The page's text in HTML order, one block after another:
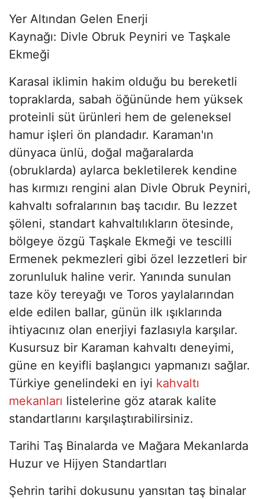
Yer Altından Gelen Enerji
Kaynağı: Divle Obruk Peyniri ve Taşkale
Ekmeği
Karasal iklimin hakim olduğu bu bereketli
topraklarda, sabah öğününde hem yüksek
proteinli süt ürünleri hem de geleneksel
hamur işleri ön plandadır. Karaman'ın
dünyaca ünlü, doğal mağaralarda
(obruklarda) aylarca bekletilerek kendine
has kırmızı rengini alan Divle Obruk Peyniri,
kahvaltı sofralarının baş tacıdır. Bu lezzet
şöleni, standart kahvaltılıkların ötesinde,
bölgeye özgü Taşkale Ekmeği ve tescilli
Ermenek pekmezleri gibi özel lezzetleri bir
zorunluluk haline verir. Yanında sunulan
taze köy tereyağı ve Toros yaylalarından
elde edilen ballar, günün ilk ışıklarında
ihtiyacınız olan enerjiyi fazlasıyla karşılar.
Kusursuz bir Karaman kahvaltı deneyimi,
güne en keyifli başlangıcı yapmanızı sağlar.
Türkiye genelindeki en iyi kahvaltı
mekanları listelerine göz atarak kalite
standartlarını karşılaştırabilirsiniz.
Tarihi Taş Binalarda ve Mağara Mekanlarda
Huzur ve Hijyen Standartları
Şehrin tarihi dokusunu yansıtan taş binalar